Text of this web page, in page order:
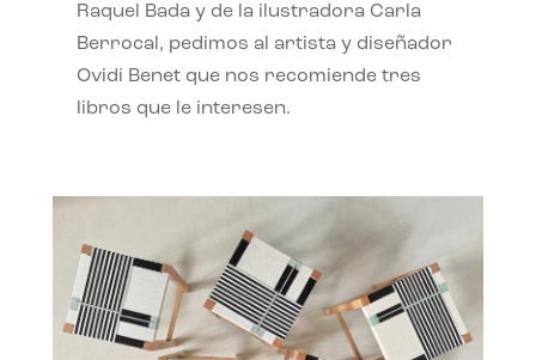
Raquel Bada y de la ilustradora Carla
Berrocal, pedimos al artista y diseñador
Ovidi Benet que nos recomiende tres
libros que le interesen.